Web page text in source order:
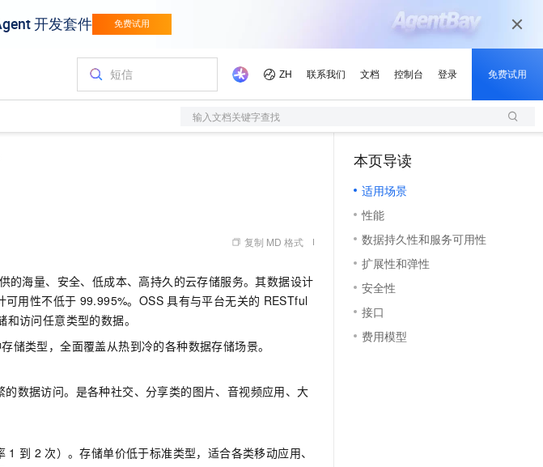
输入文档关键字查找
复制 MD 格式
海量、安全、低成本、高持久的云存储服务。其数据设计
可用性不低于 99.995%。OSS 具有与平台无关的 RESTful
访问任意类型的数据。
储类型，全面覆盖从热到冷的各种数据存储场景。
数据访问。是各种社交、分享类的图片、音视频应用、大
1 到 2 次）。存储单价低于标准类型，适合各类移动应用、
本页导读
适用场景
性能
数据持久性和服务可用性
扩展性和弹性
安全性
接口
费用模型